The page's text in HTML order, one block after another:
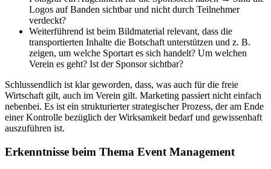
Logos auf Banden sichtbar und nicht durch Teilnehmer
verdeckt?
Weiterführend ist beim Bildmaterial relevant, dass die
transportierten Inhalte die Botschaft unterstützen und z. B.
zeigen, um welche Sportart es sich handelt? Um welchen
Verein es geht? Ist der Sponsor sichtbar?
Schlussendlich ist klar geworden, dass, was auch für die freie
Wirtschaft gilt, auch im Verein gilt. Marketing passiert nicht einfach
nebenbei. Es ist ein strukturierter strategischer Prozess, der am Ende
einer Kontrolle bezüglich der Wirksamkeit bedarf und gewissenhaft
auszuführen ist.
Erkenntnisse beim Thema Event Management